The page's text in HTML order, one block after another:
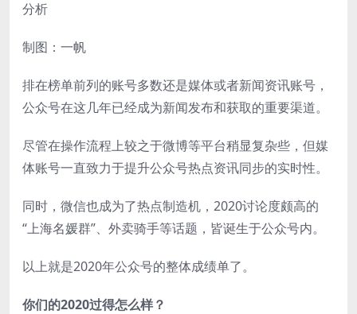
制图：一帆
排在榜单前列的账号多数还是媒体或者新闻资讯账号，
公众号在这几年已经成为新闻发布和获取的重要渠道。
尽管在操作流程上较之于微博等平台稍显复杂些，但媒
体账号一直致力于提升公众号热点资讯同步的实时性。
同时，微信也成为了热点制造机，2020讨论度颇高的
“上海名媛群”、外卖骑手等话题，皆诞生于公众号内。
以上就是2020年公众号的整体成绩单了。
你们的2020过得怎么样？